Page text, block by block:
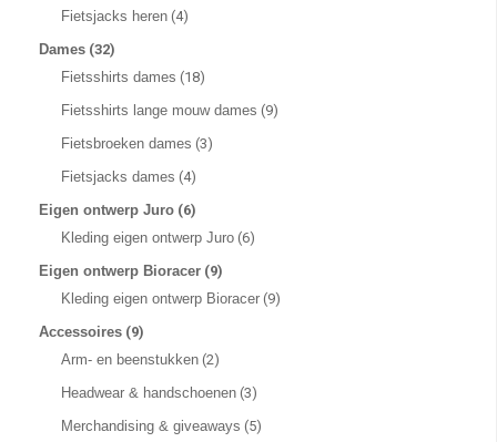
Fietsjacks heren (4)
Dames (32)
Fietsshirts dames (18)
Fietsshirts lange mouw dames (9)
Fietsbroeken dames (3)
Fietsjacks dames (4)
Eigen ontwerp Juro (6)
Kleding eigen ontwerp Juro (6)
Eigen ontwerp Bioracer (9)
Kleding eigen ontwerp Bioracer (9)
Accessoires (9)
Arm- en beenstukken (2)
Headwear & handschoenen (3)
Merchandising & giveaways (5)